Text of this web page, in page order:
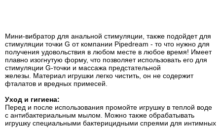
Мини-вибратор для анальной стимуляции, также подойдет для
стимуляции точки G от компании Pipedream - то что нужно для
получения удовольствия в любом месте в любое время! Имеет
плавно изогнутую форму, что позволяет использовать его для
стимуляции G-точки и массажа предстательной
железы. Материал игрушки легко чистить, он не содержит
фталатов и вредных примесей.
Уход и гигиена:
Перед и после использования промойте игрушку в теплой воде
с антибактериальным мылом. Можно также обрабатывать
игрушку специальными бактерицидными спреями для интимных